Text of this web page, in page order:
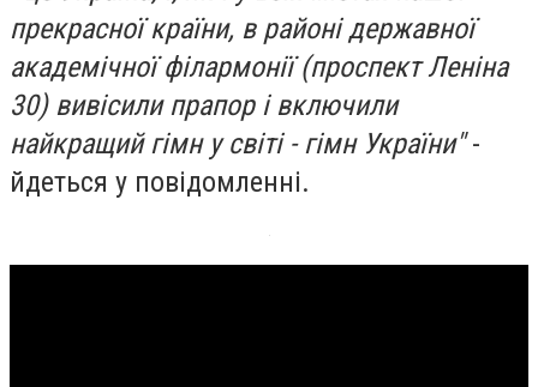
прекрасної країни, в районі державної
академічної філармонії (проспект Леніна
30) вивісили прапор і включили
найкращий гімн у світі - гімн України"-
йдеться у повідомленні.